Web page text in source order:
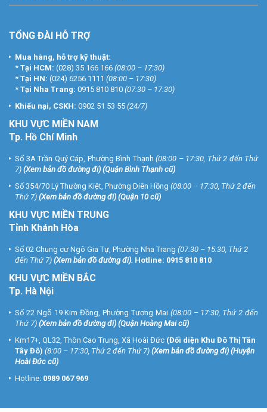
TỔNG ĐÀI HỖ TRỢ
Mua hàng, hỗ trợ kỹ thuật:
* Tại HCM: (028) 35 166 166 (08:00 – 17:30)
* Tại HN: (024) 6256 1111 (08:00 – 17:30)
* Tại Nha Trang: 0915 810 810 (07:30 – 17:30)
Khiếu nại, CSKH: 0902 51 53 55 (24/7)
KHU VỰC MIỀN NAM
Tp. Hồ Chí Minh
Số 3A Trần Quý Cáp, Phường Bình Thạnh (08:00 – 17:30, Thứ 2 đến Thứ
7) (Xem bản đồ đường đi) (Quận Bình Thạnh cũ)
Số 354/70 Lý Thường Kiệt, Phường Diên Hồng (08:00 – 17:30, Thứ 2 đến
Thứ 7) (Xem bản đồ đường đi) (Quận 10 cũ)
KHU VỰC MIỀN TRUNG
Tỉnh Khánh Hòa
Số 02 Chung cư Ngô Gia Tự, Phường Nha Trang (07:30 – 15:30, Thứ 2
đến Thứ 7) (Xem bản đồ đường đi). Hotline: 0915 810 810
KHU VỰC MIỀN BẮC
Tp. Hà Nội
Số 22 Ngõ 19 Kim Đồng, Phường Tương Mai (08:00 – 17:30, Thứ 2 đến
Thứ 7) (Xem bản đồ đường đi) (Quận Hoàng Mai cũ)
Km17+, QL32, Thôn Cao Trung, Xã Hoài Đức (Đối diện Khu Đô Thị Tân
Tây Đô) (8:00 – 17:30, Thứ 2 đến Thứ 7) (Xem bản đồ đường đi) (Huyện
Hoài Đức cũ)
Hotline: 0989 067 969